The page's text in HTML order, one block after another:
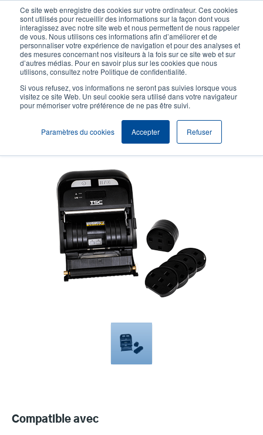
Ce site web enregistre des cookies sur votre ordinateur. Ces cookies
sont utilisés pour recueillir des informations sur la façon dont vous
interagissez avec notre site web et nous permettent de nous rappeler
de vous. Nous utilisons ces informations afin d’améliorer et de
personnaliser votre expérience de navigation et pour des analyses et
des mesures concernant nos visiteurs à la fois sur ce site web et sur
d’autres médias. Pour en savoir plus sur les cookies que nous
utilisons, consultez notre Politique de confidentialité.
Si vous refusez, vos informations ne seront pas suivies lorsque vous
visitez ce site Web. Un seul cookie sera utilisé dans votre navigateur
pour mémoriser votre préférence de ne pas être suivi.
Paramètres du cookies Accepter Refuser
contenu
principal
User
account
menu
User
Header
Sélection Produits Contact Commercial
Espaceur média
Adaptateurs pour largeurs de rouleau de support réglables
with
Compatible avec